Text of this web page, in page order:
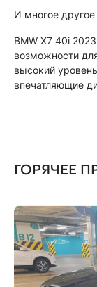
И многое другое
BMW X7 40i
возможности
высокий
впечатляющие
ГОРЯЧЕЕ